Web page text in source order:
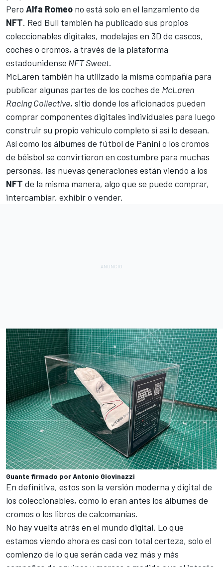
Pero Alfa Romeo no está solo en el lanzamiento de
NFT. Red Bull también ha publicado sus propios
coleccionables digitales, modelajes en 3D de cascos,
coches o cromos, a través de la plataforma
estadounidense NFT Sweet.
McLaren también ha utilizado la misma compañía para
publicar algunas partes de los coches de McLaren
Racing Collective, sitio donde los aficionados pueden
comprar componentes digitales individuales para luego
construir su propio vehículo completo si así lo desean.
Así como los álbumes de fútbol de Panini o los cromos
de béisbol se convirtieron en costumbre para muchas
personas, las nuevas generaciones están viendo a los
NFT de la misma manera, algo que se puede comprar,
intercambiar, exhibir o vender.
Guante firmado por Antonio Giovinazzi
En definitiva, estos son la versión moderna y digital de
los coleccionables, como lo eran antes los álbumes de
cromos o los libros de calcomanías.
No hay vuelta atrás en el mundo digital. Lo que
estamos viendo ahora es casi con total certeza, solo el
comienzo de lo que serán cada vez más y más